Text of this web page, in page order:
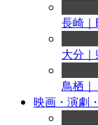
長崎｜
大分
鳥栖
映画・演劇